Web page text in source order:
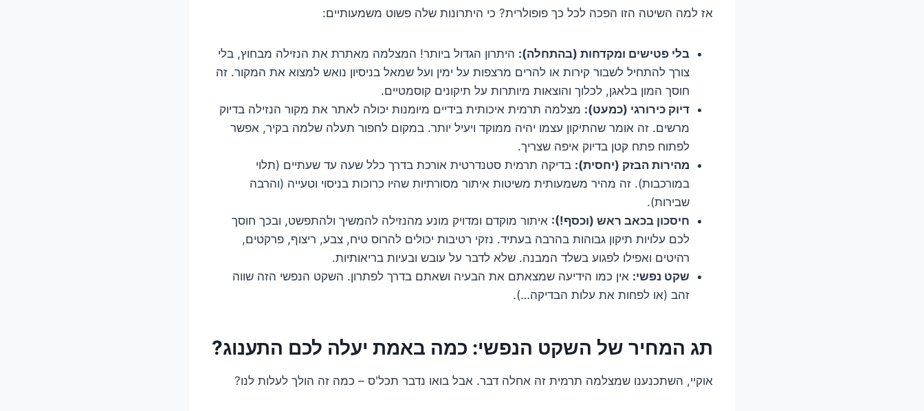
אז למה השיטה הזו הפכה לכל כך פופולרית? כי היתרונות שלה פשוט משמעותיים:
בלי פטישים ומקדחות (בהתחלה): היתרון הגדול ביותר! המצלמה מאתרת את הנזילה מבחוץ, בלי
צורך להתחיל לשבור קירות או להרים מרצפות על ימין ועל שמאל בניסיון נואש למצוא את המקור. זה
חוסך המון בלאגן, לכלוך והוצאות מיותרות על תיקונים קוסמטיים.
דיוק כירורגי (כמעט): מצלמה תרמית איכותית בידיים מיומנות יכולה לאתר את מקור הנזילה בדיוק
מרשים. זה אומר שהתיקון עצמו יהיה ממוקד ויעיל יותר. במקום לחפור תעלה שלמה בקיר, אפשר
לפתוח פתח קטן בדיוק איפה שצריך.
מהירות הבזק (יחסית): בדיקה תרמית סטנדרטית אורכת בדרך כלל שעה עד שעתיים (תלוי
במורכבות). זה מהיר משמעותית משיטות איתור מסורתיות שהיו כרוכות בניסוי וטעייה (והרבה
שבירות).
חיסכון בכאב ראש (וכסף!): איתור מוקדם ומדויק מונע מהנזילה להמשיך ולהתפשט, ובכך חוסך
לכם עלויות תיקון גבוהות בהרבה בעתיד. נזקי רטיבות יכולים להרוס טיח, צבע, ריצוף, פרקטים,
רהיטים ואפילו לפגוע בשלד המבנה. שלא לדבר על עובש ובעיות בריאותיות.
שקט נפשי: אין כמו הידיעה שמצאתם את הבעיה ושאתם בדרך לפתרון. השקט הנפשי הזה שווה
זהב (או לפחות את עלות הבדיקה…).
תג המחיר של השקט הנפשי: כמה באמת יעלה לכם התענוג?
אוקיי, השתכנענו שמצלמה תרמית זה אחלה דבר. אבל בואו נדבר תכל'ס – כמה זה הולך לעלות לנו?